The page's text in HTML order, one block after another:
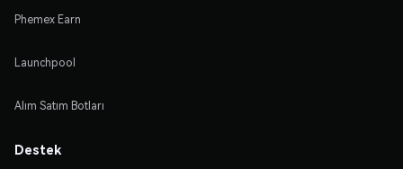
Phemex Earn
Launchpool
Alım Satım Botları
Destek